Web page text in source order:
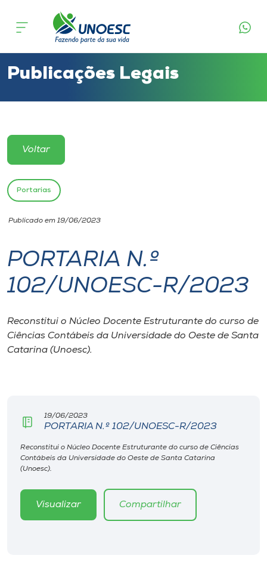
Cursos
Atendimento ao Estudante
Portal de Ensino
Unoesc
Internacionalização
I.nova
Diplomados
Editora
Rádio
Publicações Legais
Voltar
Portarias
Publicado em 19/06/2023
PORTARIA N.º
102/UNOESC-R/2023
Reconstitui o Núcleo Docente Estruturante do curso de
Ciências Contábeis da Universidade do Oeste de Santa
Catarina (Unoesc).
19/06/2023
PORTARIA N.º 102/UNOESC-R/2023
Reconstitui o Núcleo Docente Estruturante do curso de Ciências
Contábeis da Universidade do Oeste de Santa Catarina
(Unoesc).
Visualizar Compartilhar